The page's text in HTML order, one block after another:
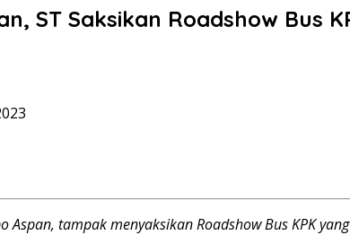
ST Saksikan Roadshow Bus
Aspan, tampak menyaksikan Roadshow Bus KPK